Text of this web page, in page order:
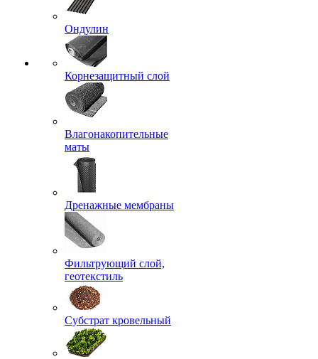
Ондулин
Корнезащитный слой
Влагонакопительные
маты
Дренажные мембраны
Фильтрующий слой,
геотекстиль
Субстрат кровельный